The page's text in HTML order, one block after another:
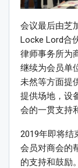
会议最后由芝
Locke Lord合
律师事务所为
继续为会员单
未然等方面提
提供场地，设
会的一贯支持
2019年即将结
会员对商会的
的支持和鼓励